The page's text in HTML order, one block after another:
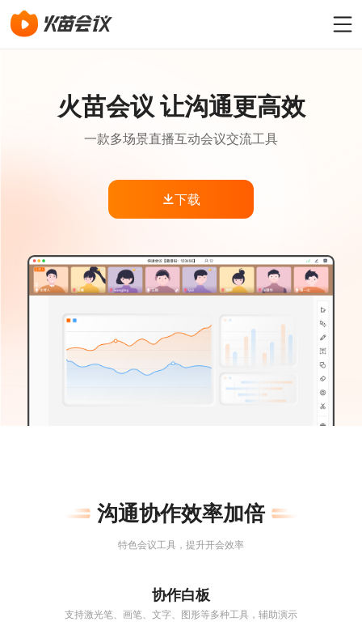
火苗会议 让沟通更高效
一款多场景直播互动会议交流工具
下载
沟通协作效率加倍
特色会议工具，提升开会效率
协作白板
支持激光笔、画笔、文字、图形等多种工具，辅助演示